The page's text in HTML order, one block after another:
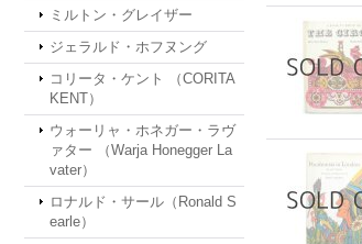
ミルトン・グレイザー
ジェラルド・ホフヌング
コリータ・ケント （CORITA
KENT）
ウォーリャ・ホネガー・ラヴ
ァター （Warja Honegger La
vater）
ロナルド・サール（Ronald S
earle）